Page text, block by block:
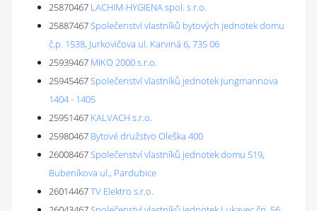
25870467 LACHIM-HYGIENA spol. s r.o.
25887467Společenství vlastníků bytových jednotek domu
č.p. 1538, Jurkovičova ul. Karviná 6, 735 06
25939467 MIKO 2000 s.r.o.
25945467Společenství vlastníků jednotek Jungmannova
1404 - 1405
25951467 KALVACH s.r.o.
25980467 Bytové družstvo Oleška 400
26008467Společenství vlastníků jednotek domu 519,
Bubeníkova ul., Pardubice
26014467TV Elektro s.r.o.